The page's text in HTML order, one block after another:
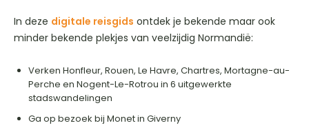
In deze digitale reisgids ontdek je bekende maar ook
minder bekende plekjes van veelzijdig Normandië:
Verken Honfleur, Rouen, Le Havre, Chartres, Mortagne-au-
Perche en Nogent-Le-Rotrou in 6 uitgewerkte
stadswandelingen
Ga op bezoek bij Monet in Giverny